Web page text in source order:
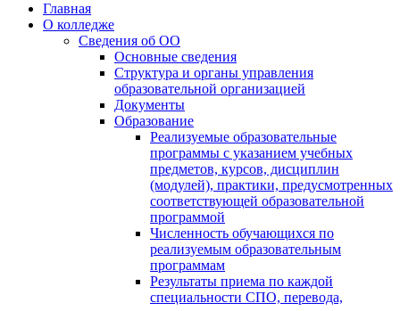
Главная
О колледже
Сведения об ОО
Основные сведения
Структура и органы управления
образовательной организацией
Документы
Образование
Реализуемые образовательные
программы с указанием учебных
предметов, курсов, дисциплин
(модулей), практики, предусмотренных
соответствующей образовательной
программой
Численность обучающихся по
реализуемым образовательным
программам
Результаты приема по каждой
специальности СПО, перевода,